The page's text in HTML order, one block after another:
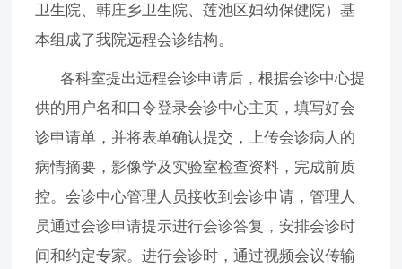
卫生院、韩庄乡卫生院、莲池区妇幼保健院）基
本组成了我院远程会诊结构。
各科室提出远程会诊申请后，根据会诊中心提
供的用户名和口令登录会诊中心主页，填写好会
诊申请单，并将表单确认提交，上传会诊病人的
病情摘要，影像学及实验室检查资料，完成前质
控。会诊中心管理人员接收到会诊申请，管理人
员通过会诊申请提示进行会诊答复，安排会诊时
间和约定专家。进行会诊时，通过视频会议传输